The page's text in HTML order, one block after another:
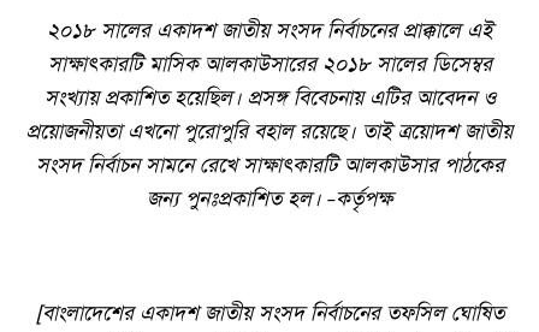
২০১৮ সালের একাদশ জাতীয় সংসদ নির্বাচনের প্রাক্কালে এই
সাক্ষাৎকারটি মাসিক আলকাউসারের ২০১৮ সালের ডিসেম্বর
সংখ্যায় প্রকাশিত হয়েছিল।প্রসঙ্গ বিবেচনায় এটির আবেদন ও
প্রয়োজনীয়তা এখনো পুরোপুরি বহাল রয়েছে। তাই ত্রয়োদশ জাতীয়
সংসদ নির্বাচন সামনে রেখে সাক্ষাৎকারটি আলকাউসার পাঠকের
জন্য পুনঃপ্রকাশিত হল। –কর্তৃপক্ষ
[বাংলাদেশের একাদশ জাতীয় সংসদ নির্বাচনের তফসিল ঘোষিত